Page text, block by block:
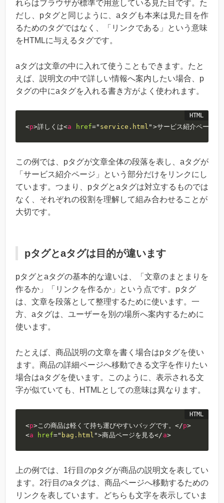
れらはブラウザが標準で用意している見た目です。た
だし、pタグと同じように、aタグも本来は見た目を作
るためのタグではなく、「リンクである」という意味
をHTMLに与えるタグです。
aタグは文章の中に入れて使うこともできます。たと
えば、説明文の中で詳しい情報へ案内したい場合、p
タグの中にaタグを入れる書き方がよく使われます。
<p>詳しくは<a href=" service.html " >サービス紹介ページ
この例では、pタグが文章全体の段落を表し、aタグが
「サービス紹介ページ」という部分だけをリンクにし
ています。つまり、pタグとaタグは対立するものでは
なく、それぞれの役割を理解して組み合わせることが
大切です。
pタグとaタグは目的が違います
pタグとaタグの基本的な違いは、「文章のまとまりを
作るか」「リンクを作るか」という点です。pタグ
は、文章を段落として整理するために使います。一
方、aタグは、ユーザーを別の場所へ案内するために
使います。
たとえば、商品説明の文章を書く場合はpタグを使い
ます。商品の詳細ページへ移動できる文字を作りたい
場合はaタグを使います。このように、表示される文
字が似ていても、HTMLとしての意味は異なります。
<p>この商品は軽くて持ち運びやすいバッグです。 </p>
<a href=" bag.html ">商品ページを見る</ a>
上の例では、1行目のpタグが商品の説明文を表してい
ます。2行目のaタグは、商品ページへ移動するための
リンクを表しています。どちらも文字を表示していま